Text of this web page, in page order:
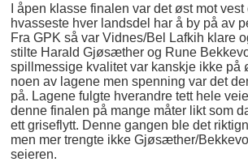
I åpen klasse finalen var det øst mot
hvasseste hver landsdel har å by på av
Fra GPK så var Vidnes/Bel Lafkih klare
stilte Harald Gjøsæther og Rune
spillmessige kvalitet var kanskje ikke på
noen av lagene men spenning var det
på. Lagene fulgte hverandre tett hele
denne finalen på mange måter likt som
ett griseflytt. Denne gangen ble det
men mer trengte ikke Gjøsæther/
seieren.